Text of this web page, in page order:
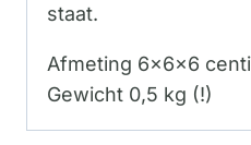
staat.
Afmeting 6x6x6
Gewicht 0,5 kg (!)